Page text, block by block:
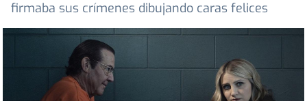
firmaba sus crímenes dibujando caras felices